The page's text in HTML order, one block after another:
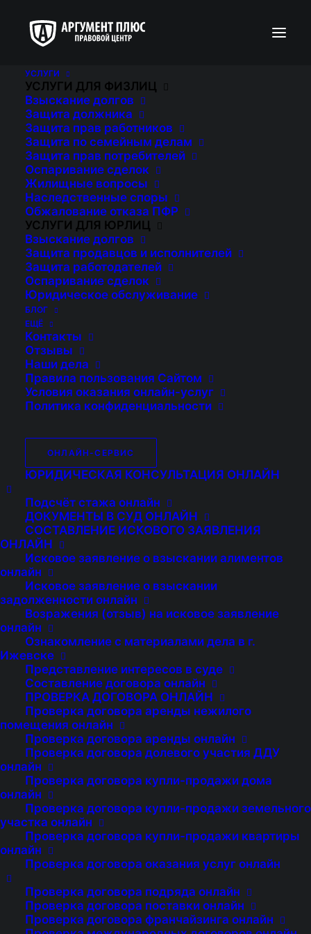
УСЛУГИ
УСЛУГИ ДЛЯ ФИЗЛИЦ
Взыскание долгов
Защита должника
Защита прав работников
Защита по семейным делам
Защита прав потребителей
Оспаривание сделок
Жилищные вопросы
Наследственные споры
Обжалование отказа ПФР
УСЛУГИ ДЛЯ ЮРЛИЦ
Взыскание долгов
Защита продавцов и исполнителей
Защита работодателей
Оспаривание сделок
Юридическое обслуживание
БЛОГ
ЕЩЁ
Контакты
Отзывы
Наши дела
Правила пользования Сайтом
Условия оказания онлайн-услуг
Политика конфиденциальности
ОНЛАЙН-СЕРВИС
ЮРИДИЧЕСКАЯ КОНСУЛЬТАЦИЯ ОНЛАЙН
Подсчёт стажа онлайн
ДОКУМЕНТЫ В СУД ОНЛАЙН
СОСТАВЛЕНИЕ ИСКОВОГО ЗАЯВЛЕНИЯ
ОНЛАЙН
Исковое заявление о взыскании алиментов
онлайн
Исковое заявление о взыскании
задолженности онлайн
Возражения (отзыв) на исковое заявление
онлайн
Ознакомление с материалами дела в г.
Ижевске
Представление интересов в суде
Составление договора онлайн
ПРОВЕРКА ДОГОВОРА ОНЛАЙН
Проверка договора аренды нежилого
помещения онлайн
Проверка договора аренды онлайн
Проверка договора долевого участия ДДУ
онлайн
Проверка договора купли-продажи дома
онлайн
Проверка договора купли-продажи земельного
участка онлайн
Проверка договора купли-продажи квартиры
онлайн
Проверка договора оказания услуг онлайн
Проверка договора подряда онлайн
Проверка договора поставки онлайн
Проверка договора франчайзинга онлайн
Дело о взыскании
денежных средств
за некачественный
телефон
По данному делу мы представляли
интересы потребителя, которому был
продан некачественный телефон. Наш
клиент обратился в ПАО «МТС» с
заявлением о возврате денежных средств,
но денег в установленный законом срок не
получил. После этого мы обратились к
мировому судье с соответствующим иском.
В процессе рассмотрения дела ПАО «МТС»
предложило компенсировать все
возникшие расходы и выплатить денежные
средства клиенту. В итоге было заключено
мировое соглашение, которое полностью
отвечало требованиям нашего клиента.
Год
Категория
дела
Споры по делам о защите
прав потребителей
Выступали на стороне
Взыскали
Итог
Заключено мировое
соглашение
[pdf id=76064]